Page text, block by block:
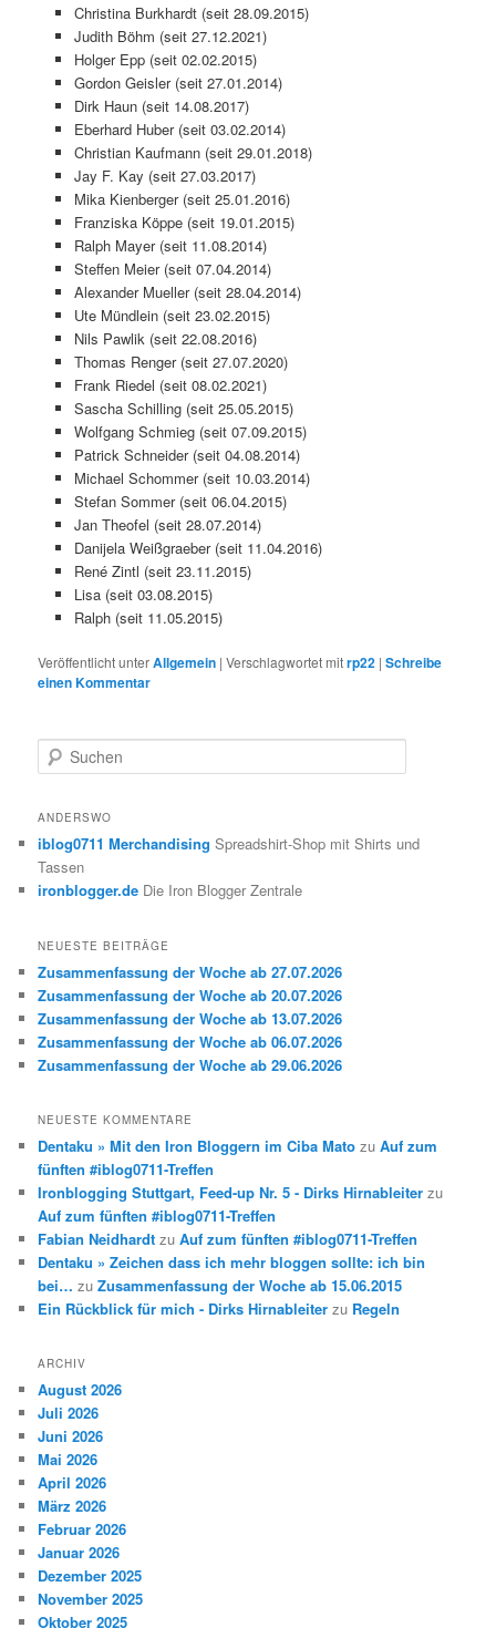
Christina Burkhardt (seit 28.09.2015)
Judith Böhm (seit 27.12.2021)
Holger Epp (seit 02.02.2015)
Gordon Geisler (seit 27.01.2014)
Dirk Haun (seit 14.08.2017)
Eberhard Huber (seit 03.02.2014)
Christian Kaufmann (seit 29.01.2018)
Jay F. Kay (seit 27.03.2017)
Mika Kienberger (seit 25.01.2016)
Franziska Köppe (seit 19.01.2015)
Ralph Mayer (seit 11.08.2014)
Steffen Meier (seit 07.04.2014)
Alexander Mueller (seit 28.04.2014)
Ute Mündlein (seit 23.02.2015)
Nils Pawlik (seit 22.08.2016)
Thomas Renger (seit 27.07.2020)
Frank Riedel (seit 08.02.2021)
Sascha Schilling (seit 25.05.2015)
Wolfgang Schmieg (seit 07.09.2015)
Patrick Schneider (seit 04.08.2014)
Michael Schommer (seit 10.03.2014)
Stefan Sommer (seit 06.04.2015)
Jan Theofel (seit 28.07.2014)
Danijela Weißgraeber (seit 11.04.2016)
René Zintl (seit 23.11.2015)
Lisa (seit 03.08.2015)
Ralph (seit 11.05.2015)
Veröffentlicht unterAllgemein |Verschlagwortet mitrp22 |Schreibe
einen Kommentar
u
h
n
ANDERSWO
iblog0711 Merchandising Spreadshirt-Shop mit Shirts und
Tassen
ironblogger.de Die Iron Blogger Zentrale
NEUESTE BEITRÄGE
Zusammenfassung der Woche ab 27.07.2026
Zusammenfassung der Woche ab 20.07.2026
Zusammenfassung der Woche ab 13.07.2026
Zusammenfassung der Woche ab 06.07.2026
Zusammenfassung der Woche ab 29.06.2026
NEUESTE KOMMENTARE
Dentaku » Mit den Iron Bloggern im Ciba Mato zuAuf zum
fünften #iblog0711-Treffen
Ironblogging Stuttgart, Feed-up Nr. 5 - Dirks Hirnableiter zu
Auf zum fünften #iblog0711-Treffen
Fabian Neidhardt zuAuf zum fünften #iblog0711-Treffen
Dentaku » Zeichen dass ich mehr bloggen sollte: ich bin
bei… zuZusammenfassung der Woche ab 15.06.2015
Ein Rückblick für mich - Dirks Hirnableiter zu Regeln
ARCHIV
August 2026
Juli 2026
Juni 2026
Mai 2026
April 2026
März 2026
Februar 2026
Januar 2026
Dezember 2025
November 2025
Oktober 2025